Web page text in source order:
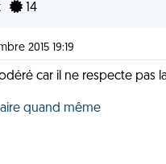
14
2015 19:19
car il ne respecte pas
quand même